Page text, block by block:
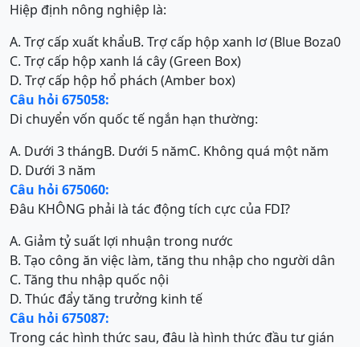
Hiệp định nông nghiệp là:
A. Trợ cấp xuất khẩuB. Trợ cấp hộp xanh lơ (Blue Boza0
C. Trợ cấp hộp xanh lá cây (Green Box)
D. Trợ cấp hộp hổ phách (Amber box)
Câu hỏi 675058:
Di chuyển vốn quốc tế ngắn hạn thường:
A. Dưới 3 thángB. Dưới 5 nămC. Không quá một năm
D. Dưới 3 năm
Câu hỏi 675060:
Đâu KHÔNG phải là tác động tích cực của FDI?
A. Giảm tỷ suất lợi nhuận trong nước
B. Tạo công ăn việc làm, tăng thu nhập cho người dân
C. Tăng thu nhập quốc nội
D. Thúc đẩy tăng trưởng kinh tế
Câu hỏi 675087:
Trong các hình thức sau, đâu là hình thức đầu tư gián